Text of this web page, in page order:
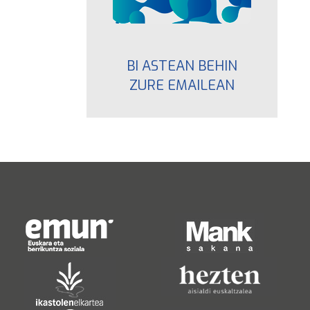
BI ASTEAN BEHIN
ZURE EMAILEAN